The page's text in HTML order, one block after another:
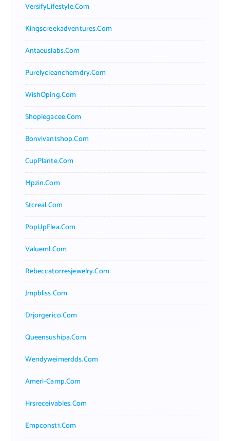
VersifyLifestyle.com
Kingscreekadventures.com
Antaeuslabs.com
Purelycleanchemdry.com
WishOping.com
Shoplegacee.com
Bonvivantshop.com
CupPlante.com
Mpzin.com
Stcreal.com
PopUpFlea.com
Valueml.com
Rebeccatorresjewelry.com
Jmpbliss.com
Drjorgerico.com
Queensushipa.com
Wendyweimerdds.com
Ameri-Camp.com
Hrsreceivables.com
Empconst1.com